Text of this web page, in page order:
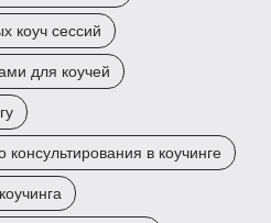
коуч сессий
для коучей
консультирования в коучинге